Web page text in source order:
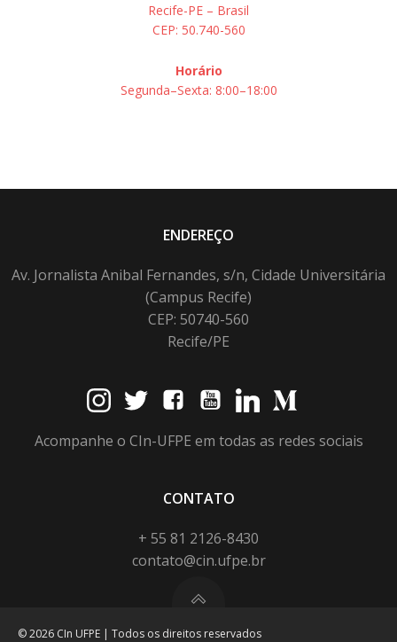
Recife-PE – Brasil
CEP: 50.740-560
Horário
Segunda–Sexta: 8:00–18:00
ENDEREÇO
Av. Jornalista Anibal Fernandes, s/n, Cidade Universitária
(Campus Recife)
CEP: 50740-560
Recife/PE
Acompanhe o CIn-UFPE em todas as redes sociais
CONTATO
+ 55 81 2126-8430
contato@cin.ufpe.br
© 2026 CIn UFPE | Todos os direitos reservados